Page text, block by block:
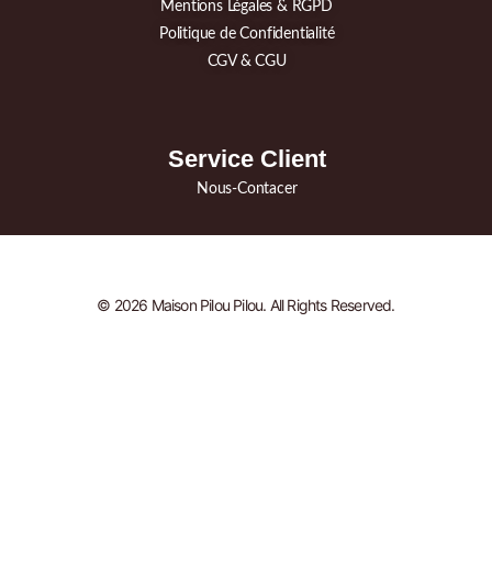
Mentions Légales & RGPD
Politique de Confidentialité
CGV & CGU
Service Client
Nous-Contacer
© 2026 Maison Pilou Pilou. All Rights Reserved.